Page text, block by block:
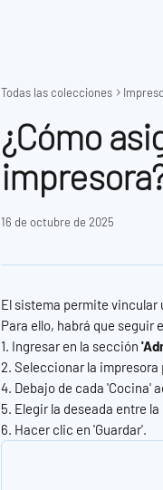
Todas las colecciones
¿Cómo
16 de octubre de 2025
El sistema permite vincular
Para ello, habrá que seguir
1. Ingresar en la sección
2. Seleccionar la impresora
4. Debajo de cada 'Cocina'
5. Elegir la deseada entre
6. Hacer clic en 'Guardar'.